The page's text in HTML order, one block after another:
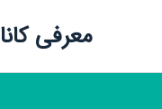
معرفی